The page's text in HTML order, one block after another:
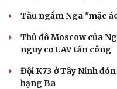
Ăn sạch sống khỏe
Tàu ngầm Nga "mặc
Thủ đô Moscow của
nguy cơ UAV tấn công
Đội K73 ở Tây Ninh
hạng Ba